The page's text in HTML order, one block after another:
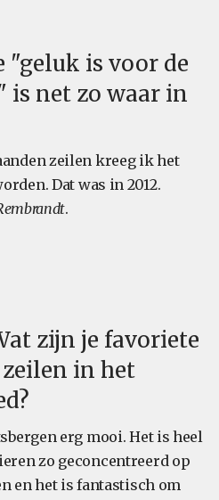
"geluk is voor de
is net zo waar in
zeilen kreeg ik het
Dat was in 2012.
.
zijn je favoriete
in het
erg mooi. Het is heel
zo geconcentreerd op
en het is fantastisch om